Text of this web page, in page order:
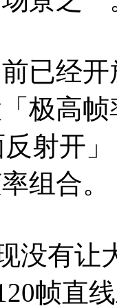
已经
极高
射开
组合。
没有让
帧直